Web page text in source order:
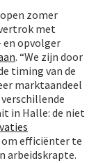
zomer
met
en opvolger
. “We zijn door
timing van de
marktaandeel
verschillende
in Halle: de niet
efficiënter te
arbeidskrapte.